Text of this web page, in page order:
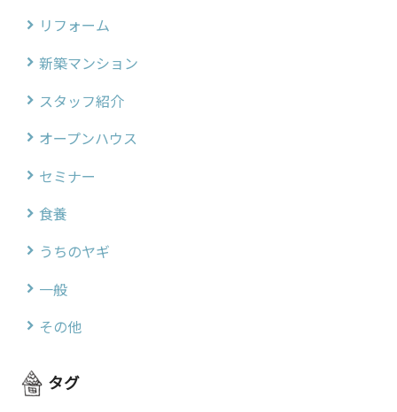
リフォーム
新築マンション
スタッフ紹介
オープンハウス
セミナー
食養
うちのヤギ
一般
その他
タグ